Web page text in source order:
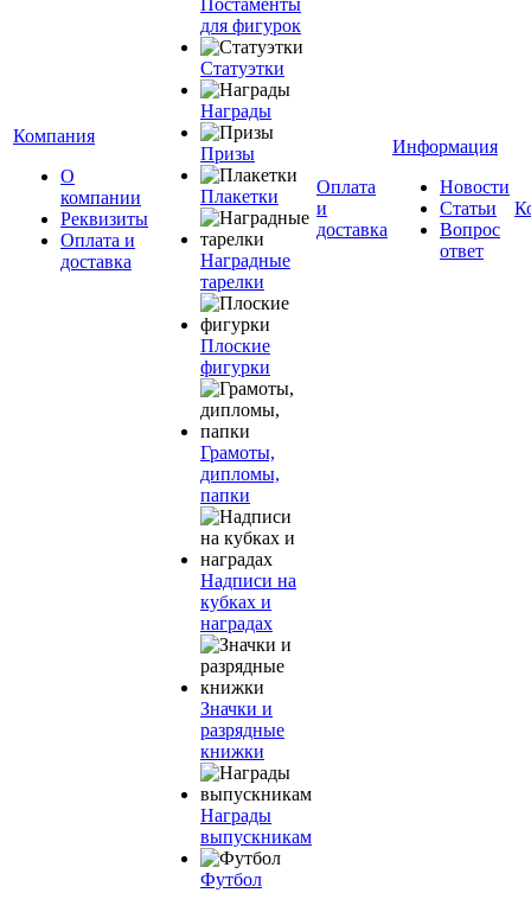
Компания
О
компании
Реквизиты
Оплата и
доставка
Постаменты
для фигурок
Статуэтки
Награды
Призы
Плакетки
Наградные
тарелки
Плоские
фигурки
Грамоты,
дипломы,
папки
Надписи на
кубках и
наградах
Значки и
разрядные
книжки
Награды
выпускникам
Футбол
Оплата
и
доставка
Информация
Новости
Статьи
Вопрос
ответ